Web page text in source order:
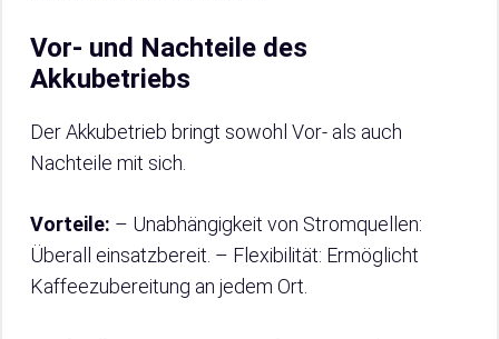
Vor- und Nachteile des
Akkubetriebs
Der Akkubetrieb bringt sowohl Vor- als auch
Nachteile mit sich.
Vorteile: – Unabhängigkeit von Stromquellen:
Überall einsatzbereit. – Flexibilität: Ermöglicht
Kaffeezubereitung an jedem Ort.